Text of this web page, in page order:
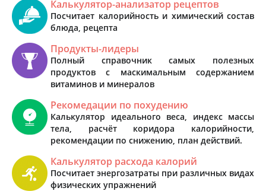
Калькулятор-анализатор рецептов
Посчитает калорийность и химический состав
блюда, рецепта
Продукты-лидеры
Полный справочник самых полезных
продуктов с маскимальным содержанием
витаминов и минералов
Рекомедации по похудению
Калькулятор идеального веса, индекс массы
тела, расчёт коридора калорийности,
рекомендации по снижению, план действий.
Калькулятор расхода калорий
Посчитает энергозатраты при различных видах
физических упражнений